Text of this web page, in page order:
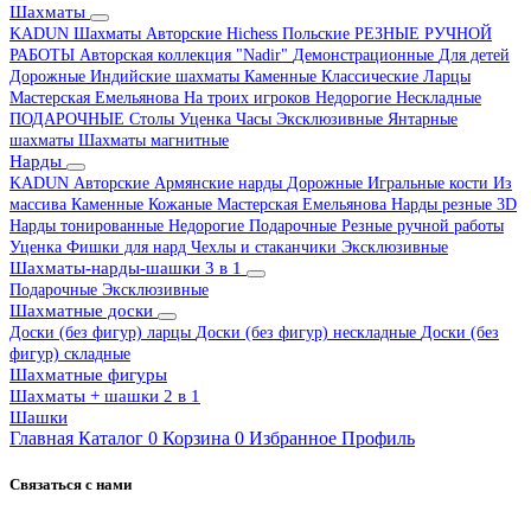
Шахматы
KADUN Шахматы Авторские Hichess Польские РЕЗНЫЕ РУЧНОЙ
РАБОТЫ Авторская коллекция "Nadir" Демонстрационные Для детей
Дорожные Индийские шахматы Каменные Классические Ларцы
Мастерская Емельянова На троих игроков Недорогие Нескладные
ПОДАРОЧНЫЕ Столы Уценка Часы Эксклюзивные Янтарные
шахматы Шахматы магнитные
Нарды
KADUN Авторские Армянские нарды Дорожные Игральные кости Из
массива Каменные Кожаные Мастерская Емельянова Нарды резные 3D
Нарды тонированные Недорогие Подарочные Резные ручной работы
Уценка Фишки для нард Чехлы и стаканчики Эксклюзивные
Шахматы-нарды-шашки 3 в 1
Подарочные Эксклюзивные
Шахматные доски
Доски (без фигур) ларцы Доски (без фигур) нескладные Доски (без
фигур) складные
Шахматные фигуры
Шахматы + шашки 2 в 1
Шашки
Главная Каталог 0 Корзина 0 Избранное Профиль
Связаться с нами